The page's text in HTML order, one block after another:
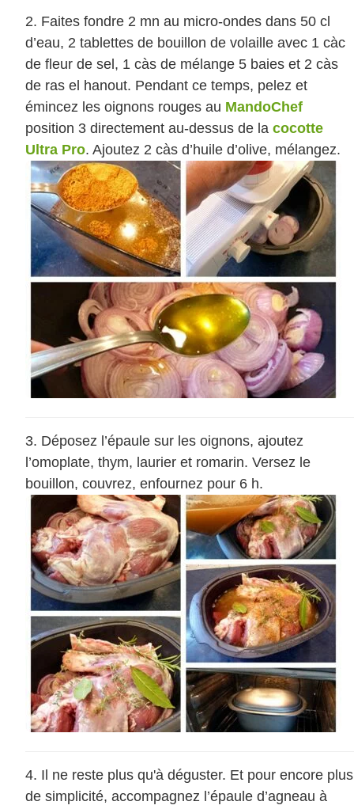
Faites fondre 2 mn au micro-ondes dans 50 cl
d’eau, 2 tablettes de bouillon de volaille avec 1 càc
de fleur de sel, 1 càs de mélange 5 baies et 2 càs
de ras el hanout. Pendant ce temps, pelez et
émincez les oignons rouges au MandoChef
position 3 directement au-dessus de la cocotte
Ultra Pro. Ajoutez 2 càs d’huile d’olive, mélangez.
Déposez l’épaule sur les oignons, ajoutez
l’omoplate, thym, laurier et romarin. Versez le
bouillon, couvrez, enfournez pour 6 h.
Il ne reste plus qu'à déguster. Et pour encore plus
de simplicité, accompagnez l’épaule d’agneau à